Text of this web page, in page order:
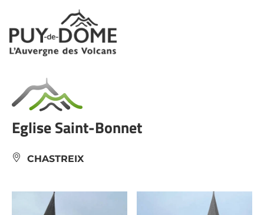
Panneau de gestion des cookies
Eglise Saint-Bonnet
CHASTREIX